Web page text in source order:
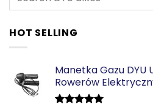
HOT SELLING
Manetka Gazu DYU
Rowerów